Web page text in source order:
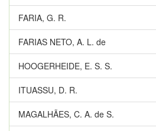
FARIA, G. R.
FARIAS NETO, A. L. de
HOOGERHEIDE, E. S. S.
ITUASSU, D. R.
MAGALHÃES, C. A. de S.